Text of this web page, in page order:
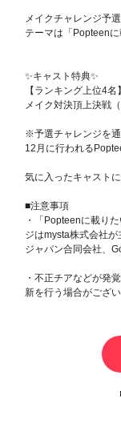
メイクチャレンジ予
テーマは「Popteenに
✨キャスト特典✨
【ランキング上位4名】
メイク対決頂上決戦
※予選チャレンジを
12月に行われる
気に入ったキャスト
■注意事項
・「Popteenに載り
ジはmysta株式会社
ジャパン合同会社、
・不正チアなどが発
新を行う場合がござ